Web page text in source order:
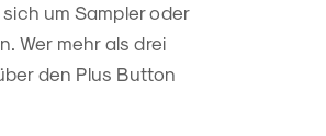
um Sampler oder
Wer mehr als drei
den Plus Button